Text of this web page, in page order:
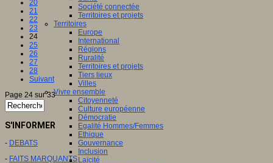
Société connectée
Territoires et projets
Territoires
Europe
International
Régions
Ruralité
Territoires et projets
Tiers lieux
Villes
Vivre ensemble
Citoyenneté
Culture européenne
Démocratie
Egalité Hommes/Femmes
Ethique
Gouvernance
Inclusion
Laïcité
20
21
22
23
24
25
26
27
28
Suivant
Page 24 sur 33
S'INFORMER
- DEBATS
- FAITS MARQUANTS